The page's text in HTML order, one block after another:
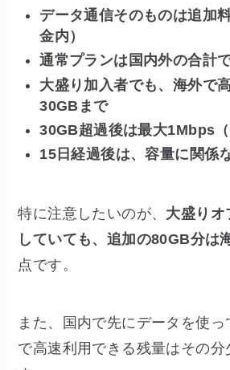
データ通信そのものは追加
金内）
通常プランは国内外の合計
大盛り加入者でも、海外で
30GBまで
30GB超過後は最大1Mbps（
15日経過後は、容量に関係
特に注意したいのが、 大盛りオ
していても、追加の80GB分は
点です。
また、国内で先にデータを使
で高速利用できる残量はその分